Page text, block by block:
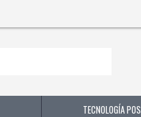
TECNOLOGÍA POS